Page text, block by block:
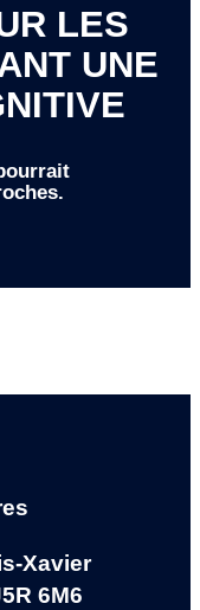
LES
UNE
Xavier
6M6